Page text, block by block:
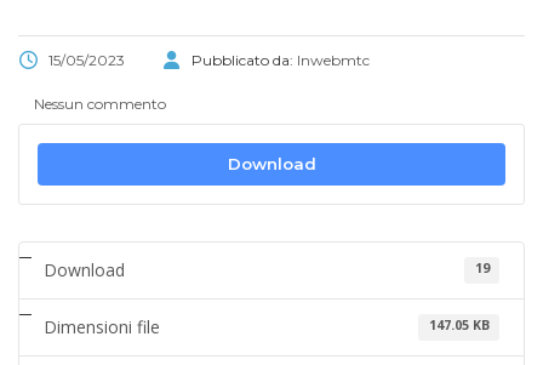
15/05/2023 Pubblicato da: Inwebmtc
Nessun commento
Download
Download 19
Dimensioni file 147.05 KB